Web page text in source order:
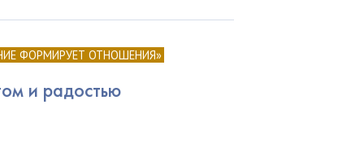
ФОРМИРУЕТ ОТНОШЕНИЯ»
и радостью